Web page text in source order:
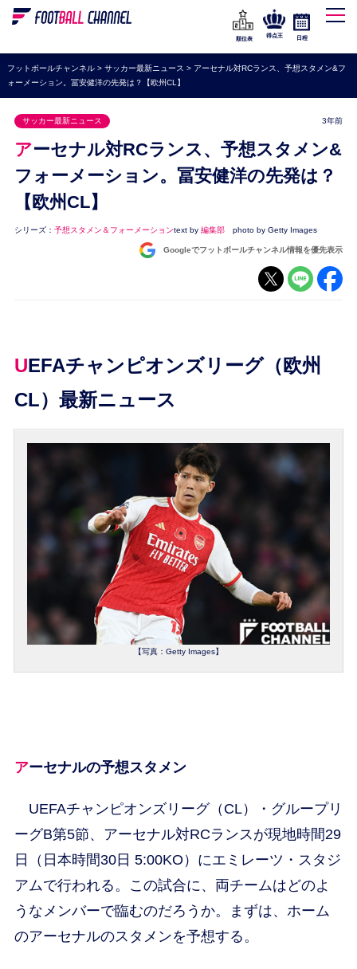
WEリーグ
海外サッカー
プレミアリーグ
ラ・リーガ
セリエA
ブンデスリーガ
UEFA
ナショナルチーム
順位表
得点王 日程
フットボールチャンネル> サッカー最新ニュース > アーセナル対RCランス、予想スタメン&フ
ォーメーション。冨安健洋の先発は？【欧州CL】
サッカー最新ニュース 3年前
アーセナル対RCランス、予想スタメン&
フォーメーション。冨安健洋の先発は？
【欧州CL】
シリーズ： 予想スタメン＆フォーメーションtext by 編集部 photo by Getty Images
Googleでフットボールチャンネル情報を優先表示
UEFAチャンピオンズリーグ（欧州
CL）最新ニュース
【写真：Getty Images】
アーセナルの予想スタメン
UEFAチャンピオンズリーグ（CL）・グループリ
ーグB第5節、アーセナル対RCランスが現地時間29
日（日本時間30日 5:00KO）にエミレーツ・スタジ
アムで行われる。この試合に、両チームはどのよ
うなメンバーで臨むのだろうか。まずは、ホーム
のアーセナルのスタメンを予想する。